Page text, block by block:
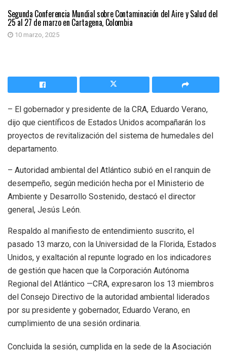
Segunda Conferencia Mundial sobre Contaminación del Aire y Salud del
25 al 27 de marzo en Cartagena, Colombia
10 marzo, 2025
– El gobernador y presidente de la CRA, Eduardo Verano,
dijo que científicos de Estados Unidos acompañarán los
proyectos de revitalización del sistema de humedales del
departamento.
– Autoridad ambiental del Atlántico subió en el ranquin de
desempeño, según medición hecha por el Ministerio de
Ambiente y Desarrollo Sostenido, destacó el director
general, Jesús León.
Respaldo al manifiesto de entendimiento suscrito, el
pasado 13 marzo, con la Universidad de la Florida, Estados
Unidos, y exaltación al repunte logrado en los indicadores
de gestión que hacen que la Corporación Autónoma
Regional del Atlántico —CRA, expresaron los 13 miembros
del Consejo Directivo de la autoridad ambiental liderados
por su presidente y gobernador, Eduardo Verano, en
cumplimiento de una sesión ordinaria.
Concluida la sesión, cumplida en la sede de la Asociación